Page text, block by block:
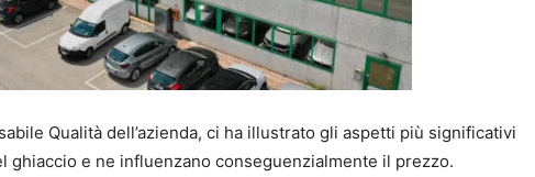
Qualità dell’azienda, ci ha illustrato gli aspetti più significativi
ghiaccio e ne influenzano conseguenzialmente il prezzo.